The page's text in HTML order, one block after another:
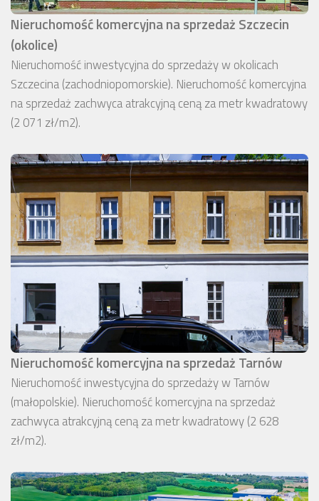
Nieruchomość komercyjna na sprzedaż Szczecin
(okolice)
Nieruchomość inwestycyjna do sprzedaży w okolicach
Szczecina (zachodniopomorskie). Nieruchomość komercyjna
na sprzedaż zachwyca atrakcyjną ceną za metr kwadratowy
(2 071 zł/m2).
Nieruchomość komercyjna na sprzedaż Tarnów
Nieruchomość inwestycyjna do sprzedaży w Tarnów
(małopolskie). Nieruchomość komercyjna na sprzedaż
zachwyca atrakcyjną ceną za metr kwadratowy (2 628
zł/m2).